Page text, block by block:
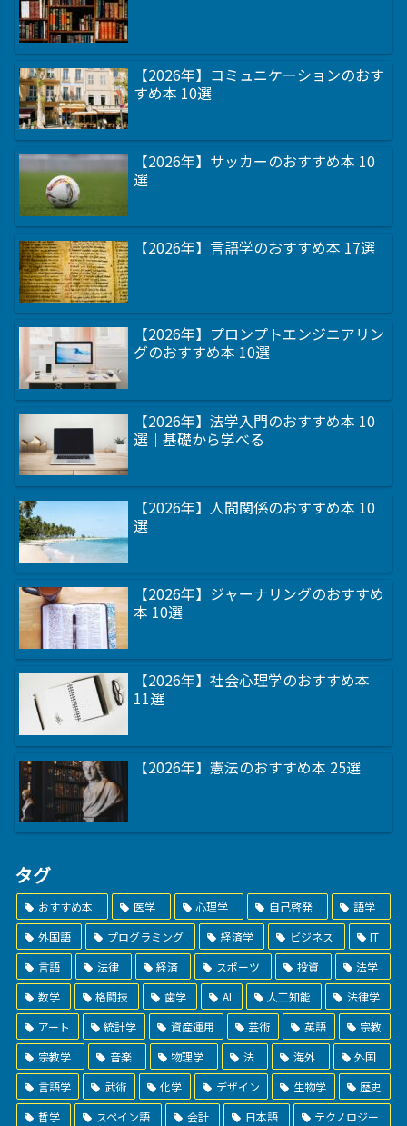
【2026年】コミュニケーションのおす
すめ本 10選
【2026年】サッカーのおすすめ本 10
選
【2026年】言語学のおすすめ本 17選
【2026年】プロンプトエンジニアリン
グのおすすめ本 10選
【2026年】法学入門のおすすめ本 10
選｜基礎から学べる
【2026年】人間関係のおすすめ本 10
選
【2026年】ジャーナリングのおすすめ
本 10選
【2026年】社会心理学のおすすめ本
11選
【2026年】憲法のおすすめ本 25選
タグ
おすすめ本 医学 心理学 自己啓発
語学
外国語
プログラミング 経済学 ビジネス
IT
言語
法律 経済 スポーツ 投資
法学
数学
格闘技 歯学 AI 人工知能
法律学
アート
統計学 資産運用 芸術 英語
宗教
宗教学
音楽 物理学 法 海外
外国
言語学
武術 化学 デザイン 生物学
歴史
哲学
スペイン語 会計 日本語 テクノロジー